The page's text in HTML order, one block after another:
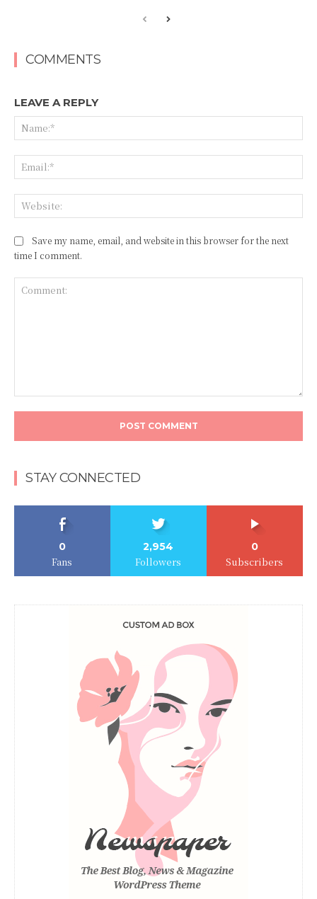
COMMENTS
LEAVE A REPLY
Save my name, email, and website in this browser for the next
time I comment.
STAY CONNECTED
0
Fans
2,954
Followers
0
Subscribers